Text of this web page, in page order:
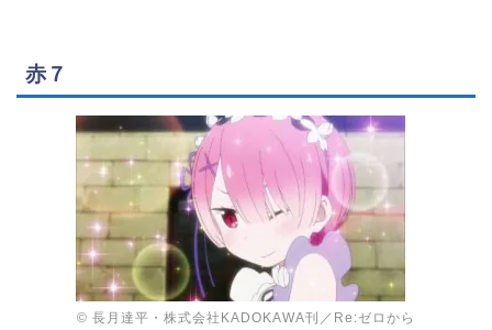
赤７
© 長月達平・株式会社KADOKAWA刊／Re:ゼロから